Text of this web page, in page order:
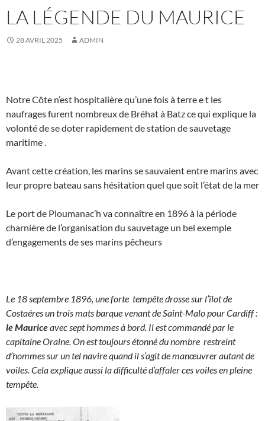
LA LÉGENDE DU MAURICE
28 AVRIL 2025 ADMIN
Notre Côte n’est hospitalière qu’une fois à terre e t les
naufrages furent nombreux de Bréhat à Batz ce qui explique la
volonté de se doter rapidement de station de sauvetage
maritime .
Avant cette création, les marins se sauvaient entre marins avec
leur propre bateau sans hésitation quel que soit l’état de la mer
Le port de Ploumanac’h va connaître en 1896 à la période
charnière de l’organisation du sauvetage un bel exemple
d’engagements de ses marins pêcheurs
Le 18 septembre 1896, une forte tempête drosse sur l’îlot de
Costaéres un trois mats barque venant de Saint-Malo pour Cardiff :
le Mauriceavec sept hommes à bord. Il est commandé par le
capitaine Oraine. On est toujours étonné du nombre restreint
d’hommes sur un tel navire quand il s’agit de manœuvrer autant de
voiles. Cela explique aussi la difficulté d’affaler ces voiles en pleine
tempête.